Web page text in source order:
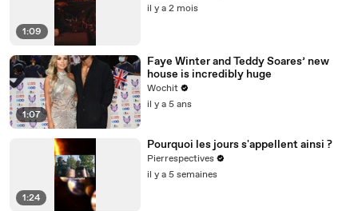
1:09
il y a 2 mois
1:07
Faye Winter and Teddy Soares’ new
house is incredibly huge
Wochit
il y a 5 ans
1:24
Pourquoi les jours s'appellent ainsi ?
Pierrespectives
il y a 5 semaines